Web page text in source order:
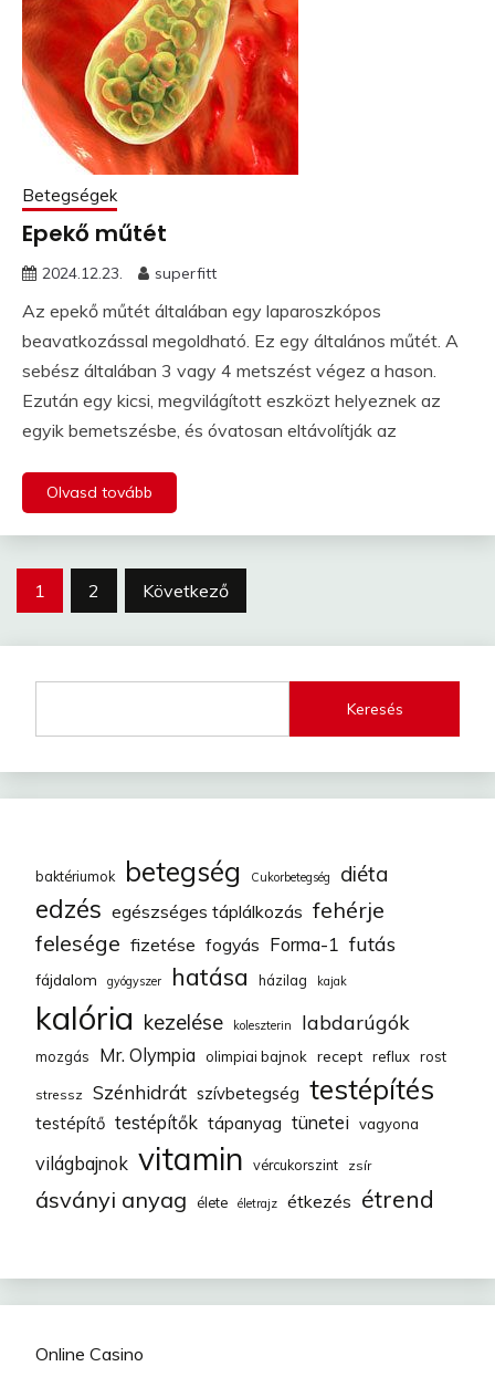
Betegségek
Epekő műtét
2024.12.23. superfitt
Az epekő műtét általában egy laparoszkópos
beavatkozással megoldható. Ez egy általános műtét. A
sebész általában 3 vagy 4 metszést végez a hason.
Ezután egy kicsi, megvilágított eszközt helyeznek az
egyik bemetszésbe, és óvatosan eltávolítják az
Olvasd tovább
Bejegyzések
1 2 Következő
Keresés
baktériumok betegség Cukorbetegség diéta
edzés egészséges táplálkozás fehérje
felesége fizetése fogyás Forma-1 futás
fájdalom gyógyszer hatása házilag kajak
kalória kezelése koleszterin labdarúgók
mozgás Mr. Olympia olimpiai bajnok recept reflux rost
stressz Szénhidrát szívbetegség testépítés
testépítő testépítők tápanyag tünetei vagyona
világbajnok vitamin vércukorszint zsír
ásványi anyag élete életrajz étkezés étrend
Online Casino